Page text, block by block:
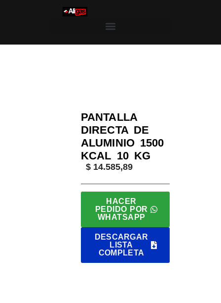
PANTALLA
DIRECTA DE
ALUMINIO 1500
KCAL 10 KG
$ 14.585,89
HACER
PEDIDO POR
WHATSAPP
DESCARGAR
LISTA
COMPLETA